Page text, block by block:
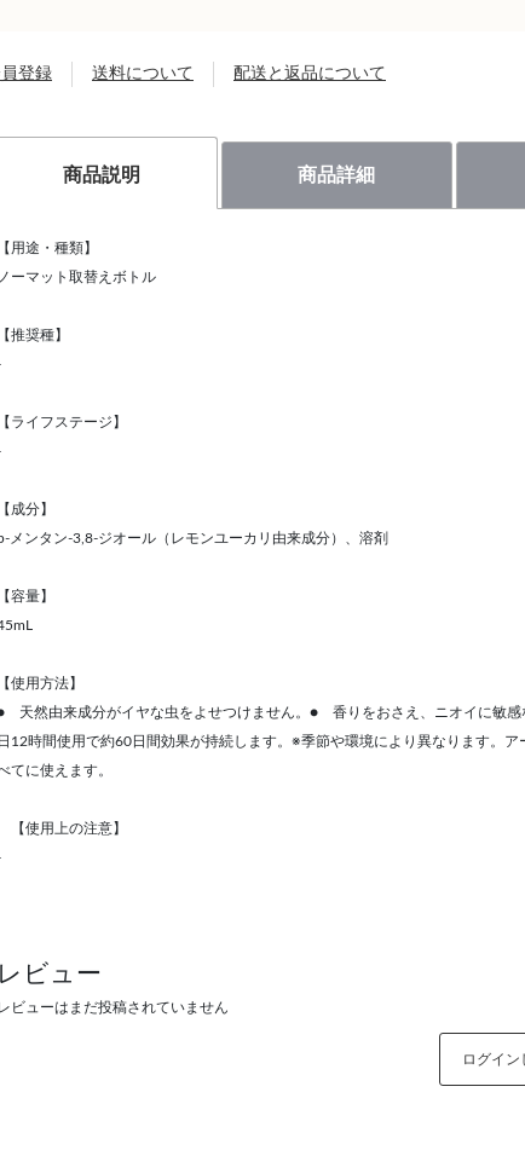
登録 送料について 配送と返品について
商品説明 商品詳細
【用途・種類】
ノーマット取替えボトル
【推奨種】
【ライフステージ】
【成分】
メンタン-3,8-ジオール（レモンユーカリ由来成分）、溶剤
【容量】
【使用方法】
天然由来成分がイヤな虫をよせつけません。● 香りをおさえ、ニオイに敏
日12時間使用で約60日間効果が持続します。※季節や環境により異なります。ア
てに使えます。
【使用上の注意】
レビュー
ビューはまだ投稿されていません
ログイン